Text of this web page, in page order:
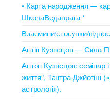
• Карта народження —
ШколаВедаврата *
Взаємини/стосунки/
Антін Кузнецов — Сила
Антон Кузнецов: семінар
життя”, Тантра-Джйотіш
астрологія).